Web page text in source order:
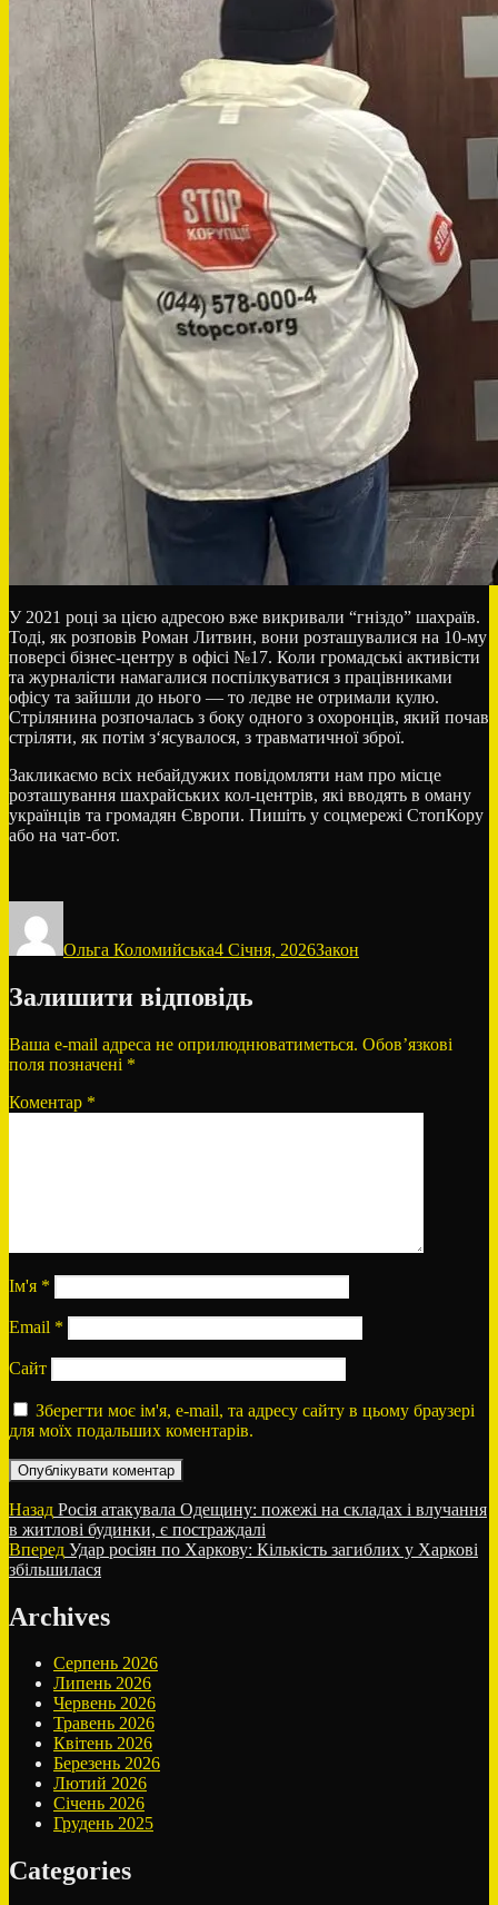
У 2021 році за цією адресою вже викривали “гніздо” шахраїв.
Тоді, як розповів Роман Литвин, вони розташувалися на 10-му
поверсі бізнес-центру в офісі №17. Коли громадські активісти
та журналісти намагалися поспілкуватися з працівниками
офісу та зайшли до нього — то ледве не отримали кулю.
Стрілянина розпочалась з боку одного з охоронців, який почав
стріляти, як потім з‘ясувалося, з травматичної зброї.
Закликаємо всіх небайдужих повідомляти нам про місце
розташування шахрайських кол-центрів, які вводять в оману
українців та громадян Європи. Пишіть у соцмережі СтопКору
або на чат-бот.
Ольга Коломийська4 Січня, 2026Закон
Залишити відповідь
Ваша e-mail адреса не оприлюднюватиметься. Обов’язкові
поля позначені *
Коментар *
Ім'я *
Email *
Сайт
Зберегти моє ім'я, e-mail, та адресу сайту в цьому браузері
для моїх подальших коментарів.
Навігація
записів
Назад Попередній
запис:
Росія атакувала Одещину: пожежі на складах і влучання
в житлові будинки, є постраждалі
Вперед Наступний
запис:
Удар росіян по Харкову: Кількість загиблих у Харкові
збільшилася
Archives
Серпень 2026
Липень 2026
Червень 2026
Травень 2026
Квітень 2026
Березень 2026
Лютий 2026
Січень 2026
Грудень 2025
Categories